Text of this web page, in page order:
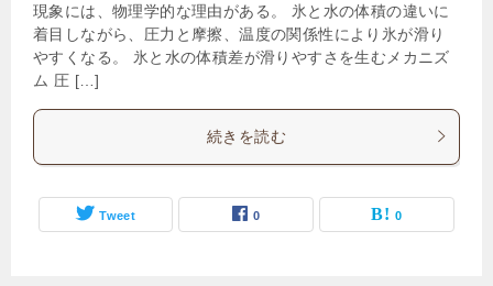
現象には、物理学的な理由がある。 氷と水の体積の違いに
着目しながら、圧力と摩擦、温度の関係性により氷が滑り
やすくなる。 氷と水の体積差が滑りやすさを生むメカニズ
ム 圧 […]
続きを読む
Tweet 0 0